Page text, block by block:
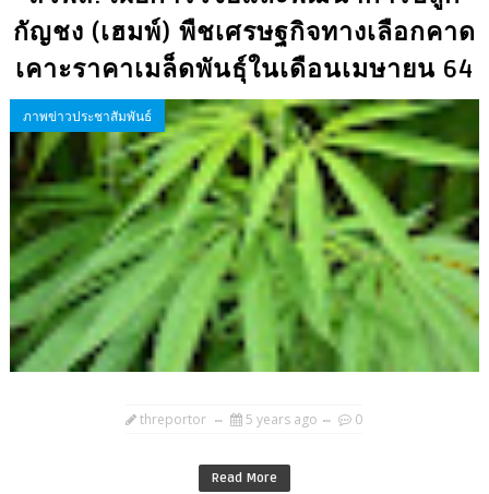
กัญชง (เฮมพ์) พืชเศรษฐกิจทางเลือกคาด
เคาะราคาเมล็ดพันธุ์ในเดือนเมษายน 64
ภาพข่าวประชาสัมพันธ์
threportor 5 years ago 0
Read More